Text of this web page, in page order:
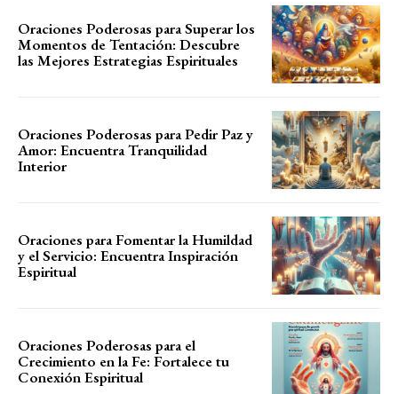
Oraciones Poderosas para Superar los
Momentos de Tentación: Descubre
las Mejores Estrategias Espirituales
Oraciones Poderosas para Pedir Paz y
Amor: Encuentra Tranquilidad
Interior
Oraciones para Fomentar la Humildad
y el Servicio: Encuentra Inspiración
Espiritual
Oraciones Poderosas para el
Crecimiento en la Fe: Fortalece tu
Conexión Espiritual